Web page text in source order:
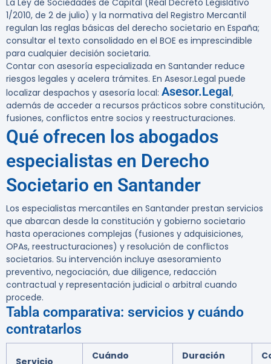
La Ley de Sociedades de Capital (Real Decreto Legislativo
1/2010, de 2 de julio) y la normativa del Registro Mercantil
regulan las reglas básicas del derecho societario en España;
consultar el texto consolidado en el BOE es imprescindible
para cualquier decisión societaria.
Contar con asesoría especializada en Santander reduce
riesgos legales y acelera trámites. En Asesor.Legal puede
localizar despachos y asesoría local: Asesor.Legal,
además de acceder a recursos prácticos sobre constitución,
fusiones, conflictos entre socios y reestructuraciones.
Qué ofrecen los abogados
especialistas en Derecho
Societario en Santander
Los especialistas mercantiles en Santander prestan servicios
que abarcan desde la constitución y gobierno societario
hasta operaciones complejas (fusiones y adquisiciones,
OPAs, reestructuraciones) y resolución de conflictos
societarios. Su intervención incluye asesoramiento
preventivo, negociación, due diligence, redacción
contractual y representación judicial o arbitral cuando
procede.
Tabla comparativa: servicios y cuándo
contratarlos
Cuándo
Duración